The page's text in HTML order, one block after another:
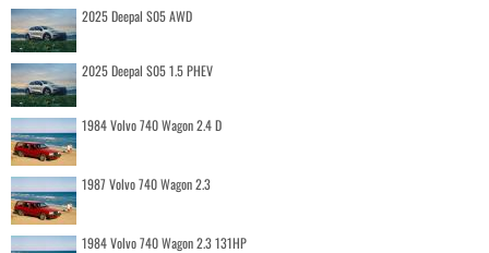
2025 Deepal S05 AWD
2025 Deepal S05 1.5 PHEV
1984 Volvo 740 Wagon 2.4 D
1987 Volvo 740 Wagon 2.3
1984 Volvo 740 Wagon 2.3 131HP